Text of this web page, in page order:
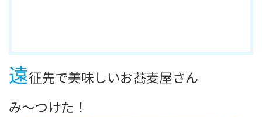
遠征先で美味しいお蕎麦屋さん
み～つけた！